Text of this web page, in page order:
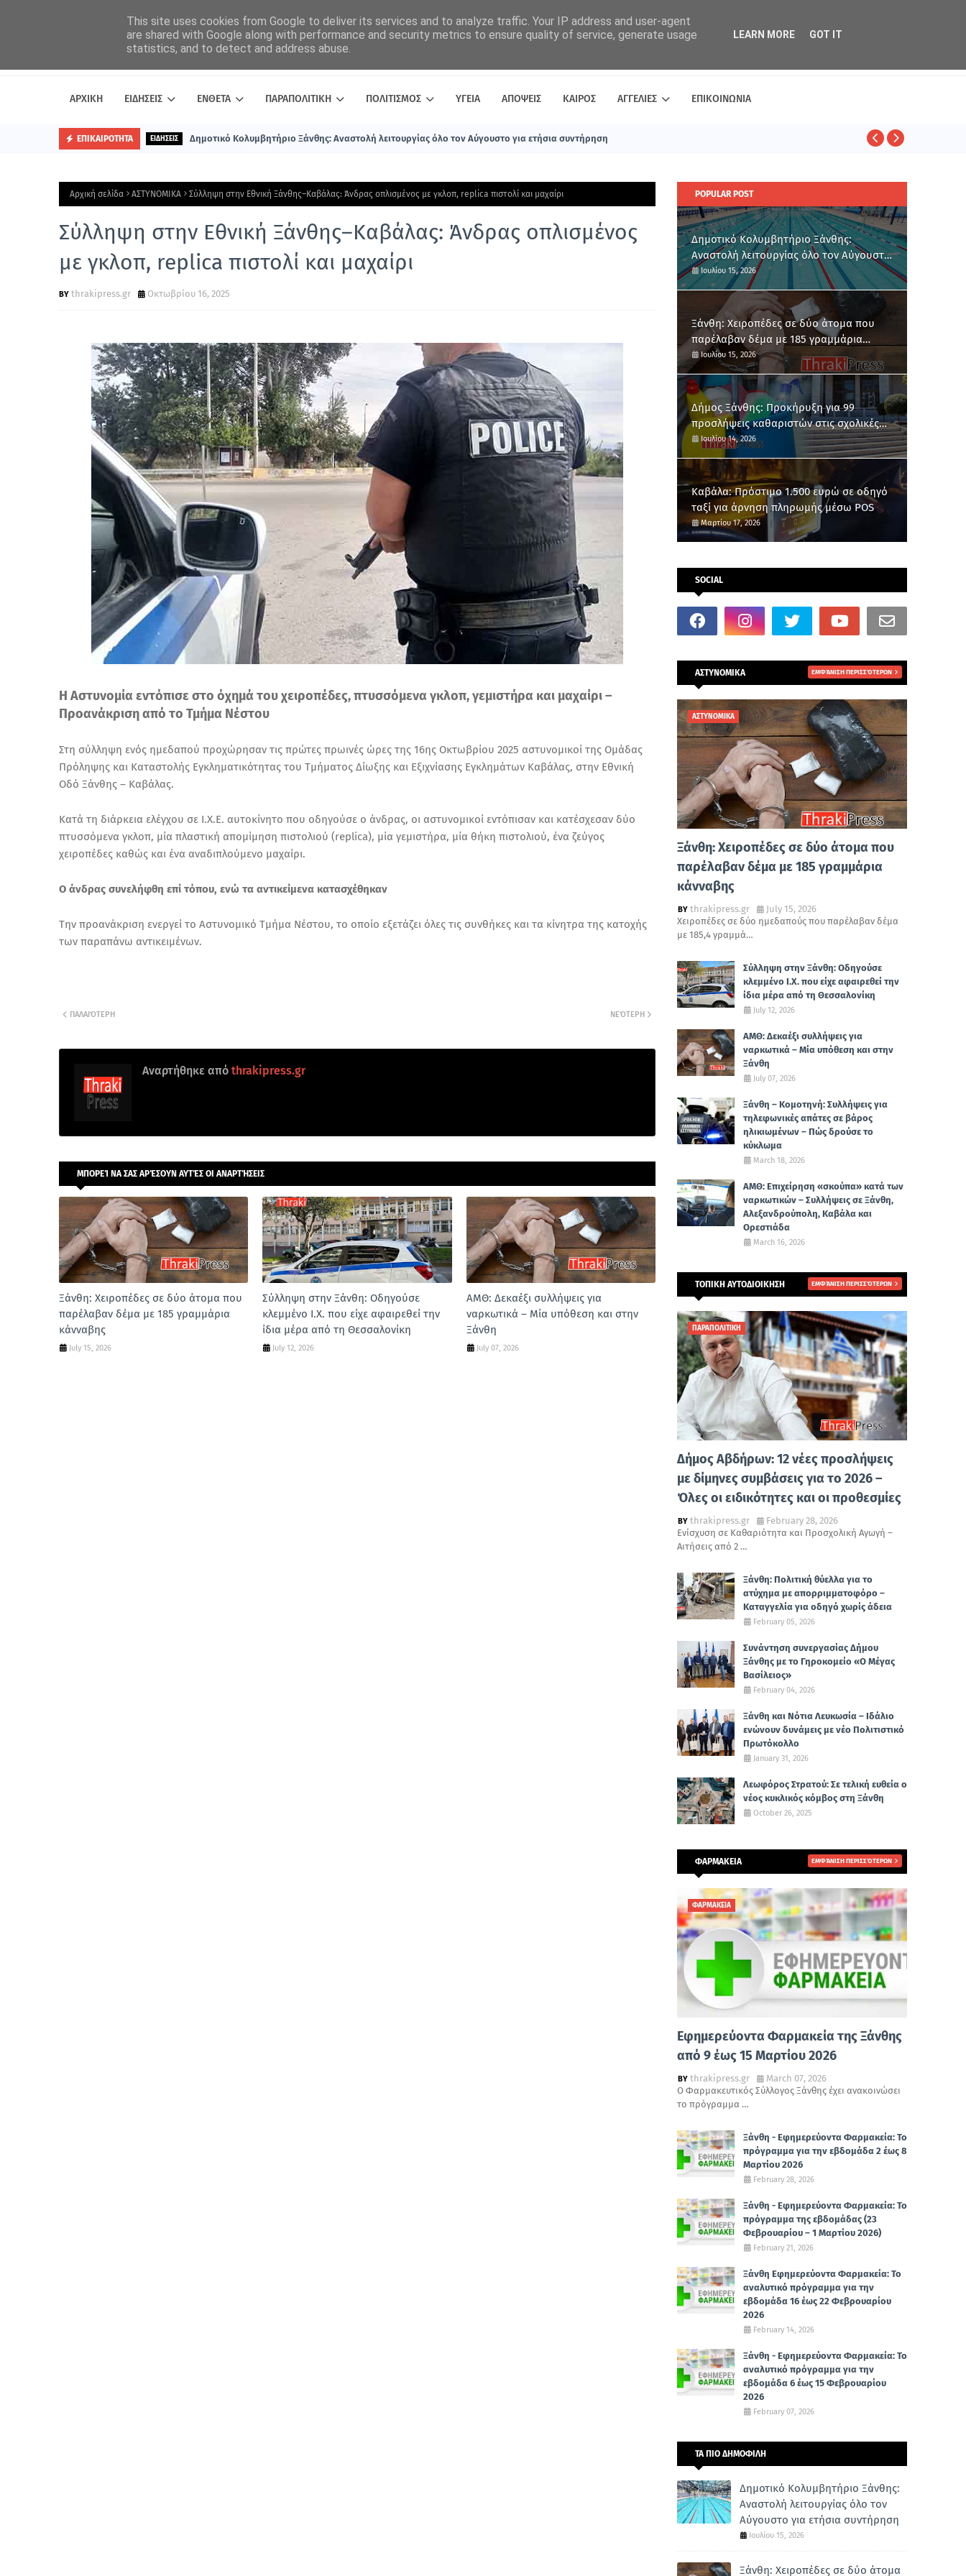
ΑΡΧΙΚΗ ΕΙΔΗΣΕΙΣ ΕΝΘΕΤΑ ΠΑΡΑΠΟΛΙΤΙΚΗ ΠΟΛΙΤΙΣΜΟΣ ΥΓΕΙΑ ΑΠΟΨΕΙΣ ΚΑΙΡΟΣ ΑΓΓΕΛΙΕΣ ΕΠΙΚΟΙΝΩΝΙΑ
ΕΠΙΚΑΙΡΟΤΗΤΑ ΕΙΔΗΣΕΙΣ Δημοτικό Κολυμβητήριο Ξάνθης: Αναστολή λειτουργίας όλο τον Αύγουστο για ετήσια συντήρηση
Αρχική σελίδα ΑΣΤΥΝΟΜΙΚΑ Σύλληψη στην Εθνική Ξάνθης–Καβάλας: Άνδρας οπλισμένος με γκλοπ, replica πιστολί και μαχαίρι
Σύλληψη στην Εθνική Ξάνθης–Καβάλας: Άνδρας οπλισμένος
με γκλοπ, replica πιστολί και μαχαίρι
thrakipress.gr Οκτωβρίου 16, 2025
Η Αστυνομία εντόπισε στο όχημά του χειροπέδες, πτυσσόμενα γκλοπ, γεμιστήρα και μαχαίρι –
Προανάκριση από το Τμήμα Νέστου
Στη σύλληψη ενός ημεδαπού προχώρησαν τις πρώτες πρωινές ώρες της 16ης Οκτωβρίου 2025 αστυνομικοί της Ομάδας
Πρόληψης και Καταστολής Εγκληματικότητας του Τμήματος Δίωξης και Εξιχνίασης Εγκλημάτων Καβάλας, στην Εθνική
Οδό Ξάνθης – Καβάλας.
Κατά τη διάρκεια ελέγχου σε Ι.Χ.Ε. αυτοκίνητο που οδηγούσε ο άνδρας, οι αστυνομικοί εντόπισαν και κατέσχεσαν δύο
πτυσσόμενα γκλοπ, μία πλαστική απομίμηση πιστολιού (replica), μία γεμιστήρα, μία θήκη πιστολιού, ένα ζεύγος
χειροπέδες καθώς και ένα αναδιπλούμενο μαχαίρι.
Ο άνδρας συνελήφθη επί τόπου, ενώ τα αντικείμενα κατασχέθηκαν
Την προανάκριση ενεργεί το Αστυνομικό Τμήμα Νέστου, το οποίο εξετάζει όλες τις συνθήκες και τα κίνητρα της κατοχής
των παραπάνω αντικειμένων.
ΝΕΌΤΕΡΗ
ΠΑΛΑΙΌΤΕΡΗ
Αναρτήθηκε από thrakipress.gr
ΜΠΟΡΕΊ ΝΑ ΣΑΣ ΑΡΈΣΟΥΝ ΑΥΤΈΣ ΟΙ ΑΝΑΡΤΉΣΕΙΣ
Ξάνθη: Χειροπέδες σε δύο άτομα που
παρέλαβαν δέμα με 185 γραμμάρια
κάνναβης
July 15, 2026
Σύλληψη στην Ξάνθη: Οδηγούσε
κλεμμένο Ι.Χ. που είχε αφαιρεθεί την
ίδια μέρα από τη Θεσσαλονίκη
July 12, 2026
ΑΜΘ: Δεκαέξι συλλήψεις για
ναρκωτικά – Μία υπόθεση και στην
Ξάνθη
July 07, 2026
POPULAR POST
Δημοτικό Κολυμβητήριο Ξάνθης:
Αναστολή λειτουργίας όλο τον Αύγουστο
για ετήσια συντήρηση
Ιουλίου 15, 2026
Ξάνθη: Χειροπέδες σε δύο άτομα που
παρέλαβαν δέμα με 185 γραμμάρια
κάνναβης
Ιουλίου 15, 2026
Δήμος Ξάνθης: Προκήρυξη για 99
προσλήψεις καθαριστών στις σχολικές
μονάδες
Ιουλίου 14, 2026
Καβάλα: Πρόστιμο 1.500 ευρώ σε οδηγό
ταξί για άρνηση πληρωμής μέσω POS
Μαρτίου 17, 2026
SOCIAL
ΑΣΤΥΝΟΜΙΚΑ ΕΜΦΆΝΙΣΗ ΠΕΡΙΣΣΌΤΕΡΩΝ
ΑΣΤΥΝΟΜΙΚΑ
Ξάνθη: Χειροπέδες σε δύο άτομα που
παρέλαβαν δέμα με 185 γραμμάρια
κάνναβης
thrakipress.gr
July 15, 2026
Χειροπέδες σε δύο ημεδαπούς που παρέλαβαν δέμα
με 185,4 γραμμά…
Σύλληψη στην Ξάνθη: Οδηγούσε
κλεμμένο Ι.Χ. που είχε αφαιρεθεί την
ίδια μέρα από τη Θεσσαλονίκη
July 12, 2026
ΑΜΘ: Δεκαέξι συλλήψεις για
ναρκωτικά – Μία υπόθεση και στην
Ξάνθη
July 07, 2026
Ξάνθη – Κομοτηνή: Συλλήψεις για
τηλεφωνικές απάτες σε βάρος
ηλικιωμένων – Πώς δρούσε το
κύκλωμα
March 18, 2026
ΑΜΘ: Επιχείρηση «σκούπα» κατά των
ναρκωτικών – Συλλήψεις σε Ξάνθη,
Αλεξανδρούπολη, Καβάλα και
Ορεστιάδα
March 16, 2026
ΤΟΠΙΚΗ ΑΥΤΟΔΙΟΙΚΗΣΗ ΕΜΦΆΝΙΣΗ ΠΕΡΙΣΣΌΤΕΡΩΝ
ΠΑΡΑΠΟΛΙΤΙΚΗ
Δήμος Αβδήρων: 12 νέες προσλήψεις
με δίμηνες συμβάσεις για το 2026 –
Όλες οι ειδικότητες και οι προθεσμίες
thrakipress.gr
February 28, 2026
Ενίσχυση σε Καθαριότητα και Προσχολική Αγωγή –
Αιτήσεις από 2 …
Ξάνθη: Πολιτική θύελλα για το
ατύχημα με απορριμματοφόρο –
Καταγγελία για οδηγό χωρίς άδεια
February 05, 2026
Συνάντηση συνεργασίας Δήμου
Ξάνθης με το Γηροκομείο «Ο Μέγας
Βασίλειος»
February 04, 2026
Ξάνθη και Νότια Λευκωσία – Ιδάλιο
ενώνουν δυνάμεις με νέο Πολιτιστικό
Πρωτόκολλο
January 31, 2026
Λεωφόρος Στρατού: Σε τελική ευθεία ο
νέος κυκλικός κόμβος στη Ξάνθη
October 26, 2025
ΦΑΡΜΑΚΕΙΑ ΕΜΦΆΝΙΣΗ ΠΕΡΙΣΣΌΤΕΡΩΝ
ΦΑΡΜΑΚΕΙΑ
Εφημερεύοντα Φαρμακεία της Ξάνθης
από 9 έως 15 Μαρτίου 2026
thrakipress.gr
March 07, 2026
Ο Φαρμακευτικός Σύλλογος Ξάνθης έχει ανακοινώσει
το πρόγραμμα …
Ξάνθη - Εφημερεύοντα Φαρμακεία: Το
πρόγραμμα για την εβδομάδα 2 έως 8
Μαρτίου 2026
February 28, 2026
Ξάνθη - Εφημερεύοντα Φαρμακεία: Το
πρόγραμμα της εβδομάδας (23
Φεβρουαρίου – 1 Μαρτίου 2026)
February 21, 2026
Ξάνθη Εφημερεύοντα Φαρμακεία: Το
αναλυτικό πρόγραμμα για την
εβδομάδα 16 έως 22 Φεβρουαρίου
2026
February 14, 2026
Ξάνθη - Εφημερεύοντα Φαρμακεία: Το
αναλυτικό πρόγραμμα για την
εβδομάδα 6 έως 15 Φεβρουαρίου
2026
February 07, 2026
ΤΑ ΠΙΟ ΔΗΜΟΦΙΛΗ
Δημοτικό Κολυμβητήριο Ξάνθης:
Αναστολή λειτουργίας όλο τον
Αύγουστο για ετήσια συντήρηση
Ιουλίου 15, 2026
Ξάνθη: Χειροπέδες σε δύο άτομα
This site uses cookies from Google to deliver its services and to analyze traffic. Your IP address and user-agent
are shared with Google along with performance and security metrics to ensure quality of service, generate usage
statistics, and to detect and address abuse.
LEARN MORE GOT IT